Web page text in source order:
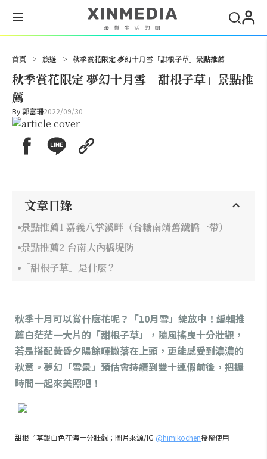
首頁 > 旅遊 > 秋季賞花限定 夢幻十月雪「甜根子草」景點推薦
秋季賞花限定 夢幻十月雪「甜根子草」景點推
薦
By郭富珊2022/09/30
文章目錄
景點推薦1 嘉義八掌溪畔（台糖南靖舊鐵橋一帶）
景點推薦2 台南大內橋堤防
「甜根子草」是什麼？
秋季十月可以賞什麼花呢？「10月雪」綻放中！編輯推
薦白茫茫一大片的「甜根子草」，隨風搖曳十分壯觀，
若是搭配黃昏夕陽餘暉撒落在上頭，更能感受到濃濃的
秋意。夢幻「雪景」預估會持續到雙十連假前後，把握
時間一起來美照吧！
甜根子草銀白色花海十分壯觀；圖片來源/IG @himikochen授權使用